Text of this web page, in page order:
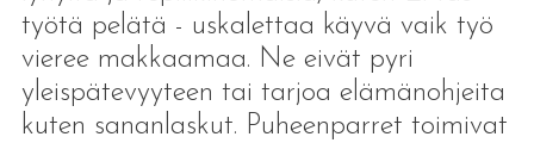
työtä pelätä - uskalettaa käyvä vaik työ
vieree makkaamaa. Ne eivät pyri
yleispätevyyteen tai tarjoa elämänohjeita
kuten sananlaskut. Puheenparret toimivat